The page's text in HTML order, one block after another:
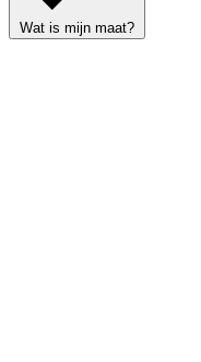
Wat is mijn maat?